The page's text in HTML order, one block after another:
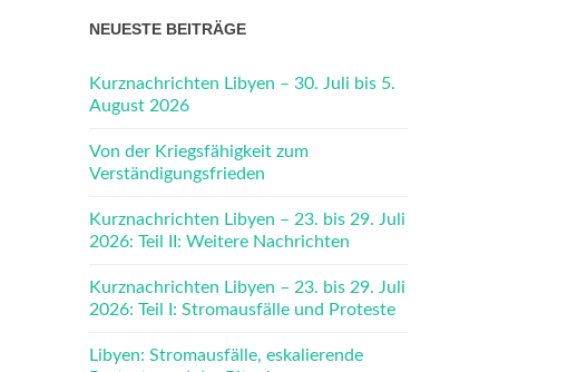
NEUESTE BEITRÄGE
Kurznachrichten Libyen – 30. Juli bis 5.
August 2026
Von der Kriegsfähigkeit zum
Verständigungsfrieden
Kurznachrichten Libyen – 23. bis 29. Juli
2026: Teil II: Weitere Nachrichten
Kurznachrichten Libyen – 23. bis 29. Juli
2026: Teil I: Stromausfälle und Proteste
Libyen: Stromausfälle, eskalierende